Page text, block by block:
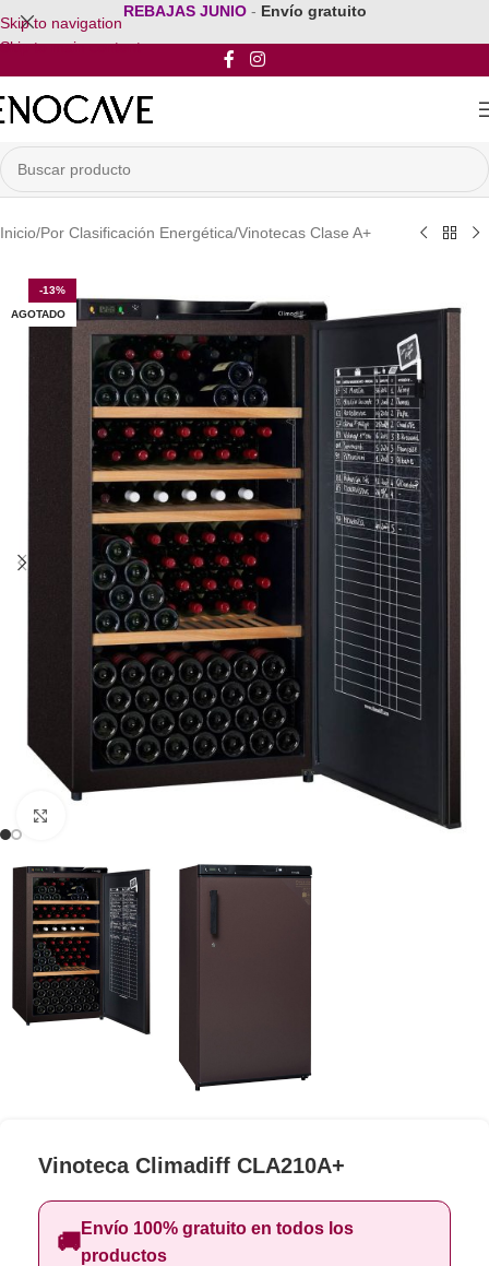
Skip to navigation
Skip to main content
REBAJAS JUNIO - Envío gratuito
Inicio/Por Clasificación Energética/Vinotecas Clase A+
-13%
AGOTADO
Vinoteca Climadiff CLA210A+
🚚Envío 100% gratuito en todos los
productos